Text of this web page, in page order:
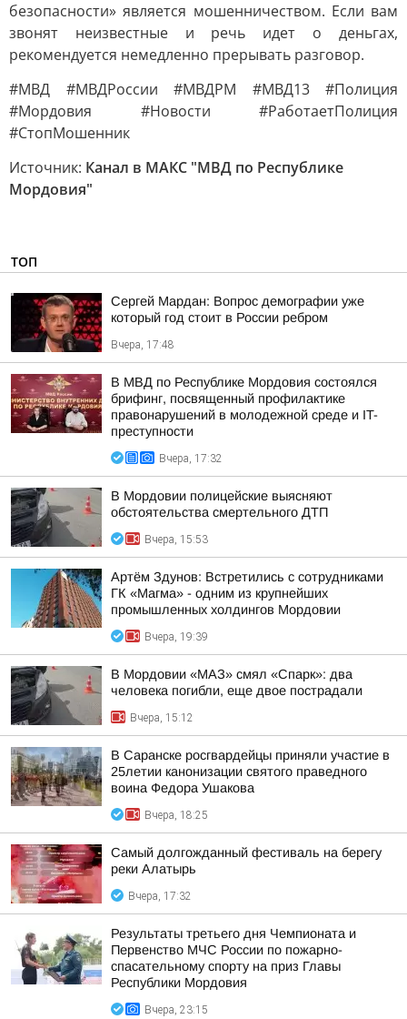
безопасности» является мошенничеством. Если вам
звонят неизвестные и речь идет о деньгах,
рекомендуется немедленно прерывать разговор.
#МВД #МВДРоссии #МВДРМ #МВД13 #Полиция
#Мордовия #Новости #РаботаетПолиция
#СтопМошенник
Источник: Канал в МАКС "МВД по Республике
Мордовия"
ТОП
Сергей Мардан: Вопрос демографии уже
который год стоит в России ребром
Вчера, 17:48
В МВД по Республике Мордовия состоялся
брифинг, посвященный профилактике
правонарушений в молодежной среде и IT-
преступности
Вчера, 17:32
В Мордовии полицейские выясняют
обстоятельства смертельного ДТП
Вчера, 15:53
Артём Здунов: Встретились с сотрудниками
ГК «Магма» - одним из крупнейших
промышленных холдингов Мордовии
Вчера, 19:39
В Мордовии «МАЗ» смял «Спарк»: два
человека погибли, еще двое пострадали
Вчера, 15:12
В Саранске росгвардейцы приняли участие в
25летии канонизации святого праведного
воина Федора Ушакова
Вчера, 18:25
Самый долгожданный фестиваль на берегу
реки Алатырь
Вчера, 17:32
Результаты третьего дня Чемпионата и
Первенство МЧС России по пожарно-
спасательному спорту на приз Главы
Республики Мордовия
Вчера, 23:15